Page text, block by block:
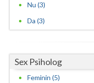
Nu (3)
Da (3)
Sex Psiholog
Feminin (5)